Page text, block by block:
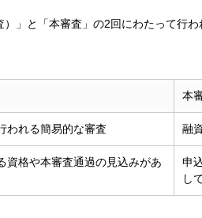
」と「本審査」の2回にわたって行わ
本
われる簡易的な審査 融
資格や本審査通過の見込みがあ
申
し